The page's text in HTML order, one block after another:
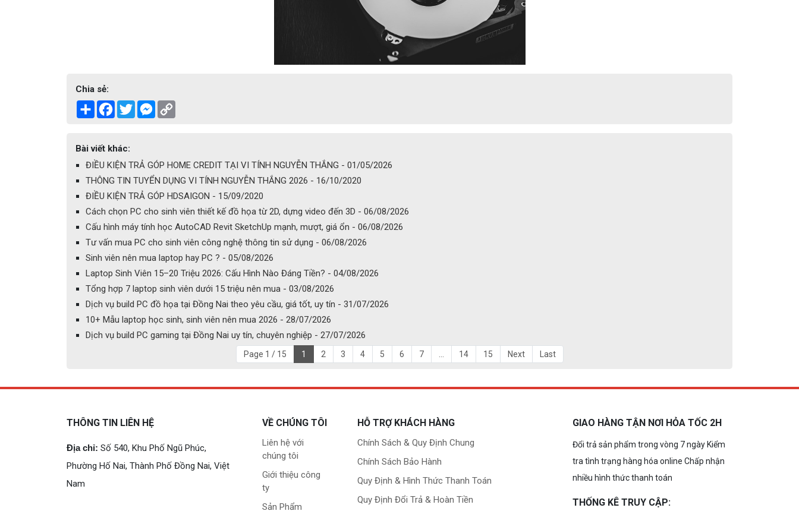
Chia sẻ:
Share Facebook
TwitterMessenger
Bài viết khác:
ĐIỀU KIỆN TRẢ GÓP HOME CREDIT TẠI VI TÍNH NGUYỄN THẮNG - 01/05/2026
THÔNG TIN TUYỂN DỤNG VI TÍNH NGUYỄN THẮNG 2026 - 16/10/2020
ĐIỀU KIỆN TRẢ GÓP HDSAIGON - 15/09/2020
Cách chọn PC cho sinh viên thiết kế đồ họa từ 2D, dựng video đến 3D - 06/08/2026
Cấu hình máy tính học AutoCAD Revit SketchUp mạnh, mượt, giá ổn - 06/08/2026
Tư vấn mua PC cho sinh viên công nghệ thông tin sử dụng - 06/08/2026
Sinh viên nên mua laptop hay PC ? - 05/08/2026
Laptop Sinh Viên 15–20 Triệu 2026: Cấu Hình Nào Đáng Tiền? - 04/08/2026
Tổng hợp 7 laptop sinh viên dưới 15 triệu nên mua - 03/08/2026
Dịch vụ build PC đồ họa tại Đồng Nai theo yêu cầu, giá tốt, uy tín - 31/07/2026
10+ Mẫu laptop học sinh, sinh viên nên mua 2026 - 28/07/2026
Dịch vụ build PC gaming tại Đồng Nai uy tín, chuyên nghiệp - 27/07/2026
Page 1 / 15 1 2 3 4 5 6 7 14 15 Next Last
THÔNG TIN LIÊN HỆ
Địa chỉ: Số 540, Khu Phố Ngũ Phúc,
Phường Hố Nai, Thành Phố Đồng Nai, Việt
Nam
VỀ CHÚNG TÔI
Liên hệ với
chúng tôi
Giới thiệu công
ty
Sản Phẩm
HỖ TRỢ KHÁCH HÀNG
Chính Sách & Quy Định Chung
Chính Sách Bảo Hành
Quy Định & Hình Thức Thanh Toán
Quy Định Đổi Trả & Hoàn Tiền
GIAO HÀNG TẬN NƠI HỎA TỐC 2H
Đổi trả sản phẩm trong vòng 7 ngày Kiểm
tra tình trạng hàng hóa online Chấp nhận
nhiều hình thức thanh toán
THỐNG KÊ TRUY CẬP: